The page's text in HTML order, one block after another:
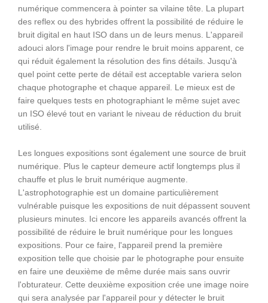
numérique commencera à pointer sa vilaine tête. La plupart
des reflex ou des hybrides offrent la possibilité de réduire le
bruit digital en haut ISO dans un de leurs menus. L'appareil
adouci alors l'image pour rendre le bruit moins apparent, ce
qui réduit également la résolution des fins détails. Jusqu'à
quel point cette perte de détail est acceptable variera selon
chaque photographe et chaque appareil. Le mieux est de
faire quelques tests en photographiant le même sujet avec
un ISO élevé tout en variant le niveau de réduction du bruit
utilisé.
Les longues expositions sont également une source de bruit
numérique. Plus le capteur demeure actif longtemps plus il
chauffe et plus le bruit numérique augmente.
L'astrophotographie est un domaine particulièrement
vulnérable puisque les expositions de nuit dépassent souvent
plusieurs minutes. Ici encore les appareils avancés offrent la
possibilité de réduire le bruit numérique pour les longues
expositions. Pour ce faire, l'appareil prend la première
exposition telle que choisie par le photographe pour ensuite
en faire une deuxième de même durée mais sans ouvrir
l'obturateur. Cette deuxième exposition crée une image noire
qui sera analysée par l'appareil pour y détecter le bruit